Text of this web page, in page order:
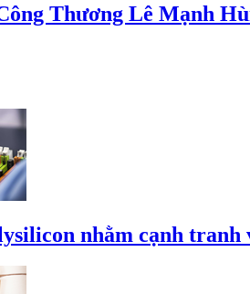
Thương Lê Mạnh
nhằm cạnh